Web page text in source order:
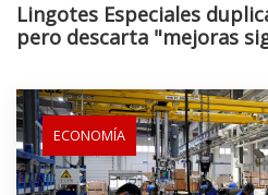
Lingotes Especiales
pero descarta "mejoras
ECONOMÍA